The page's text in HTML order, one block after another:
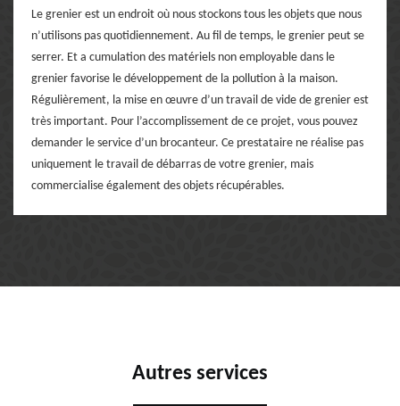
Le grenier est un endroit où nous stockons tous les objets que nous
n’utilisons pas quotidiennement. Au fil de temps, le grenier peut se
serrer. Et a cumulation des matériels non employable dans le
grenier favorise le développement de la pollution à la maison.
Régulièrement, la mise en œuvre d’un travail de vide de grenier est
très important. Pour l’accomplissement de ce projet, vous pouvez
demander le service d’un brocanteur. Ce prestataire ne réalise pas
uniquement le travail de débarras de votre grenier, mais
commercialise également des objets récupérables.
Autres services